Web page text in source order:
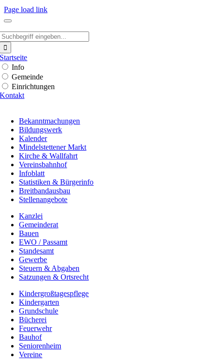
Page load link
Startseite
Info
Gemeinde
Einrichtungen
Kontakt
Bekanntmachungen
Bildungswerk
Kalender
Mindelstettener Markt
Kirche & Wallfahrt
Vereinsbahnhof
Infoblatt
Statistiken & Bürgerinfo
Breitbandausbau
Stellenangebote
Kanzlei
Gemeinderat
Bauen
EWO / Passamt
Standesamt
Gewerbe
Steuern & Abgaben
Satzungen & Ortsrecht
Kindergroßtagespflege
Kindergarten
Grundschule
Bücherei
Feuerwehr
Bauhof
Seniorenheim
Vereine